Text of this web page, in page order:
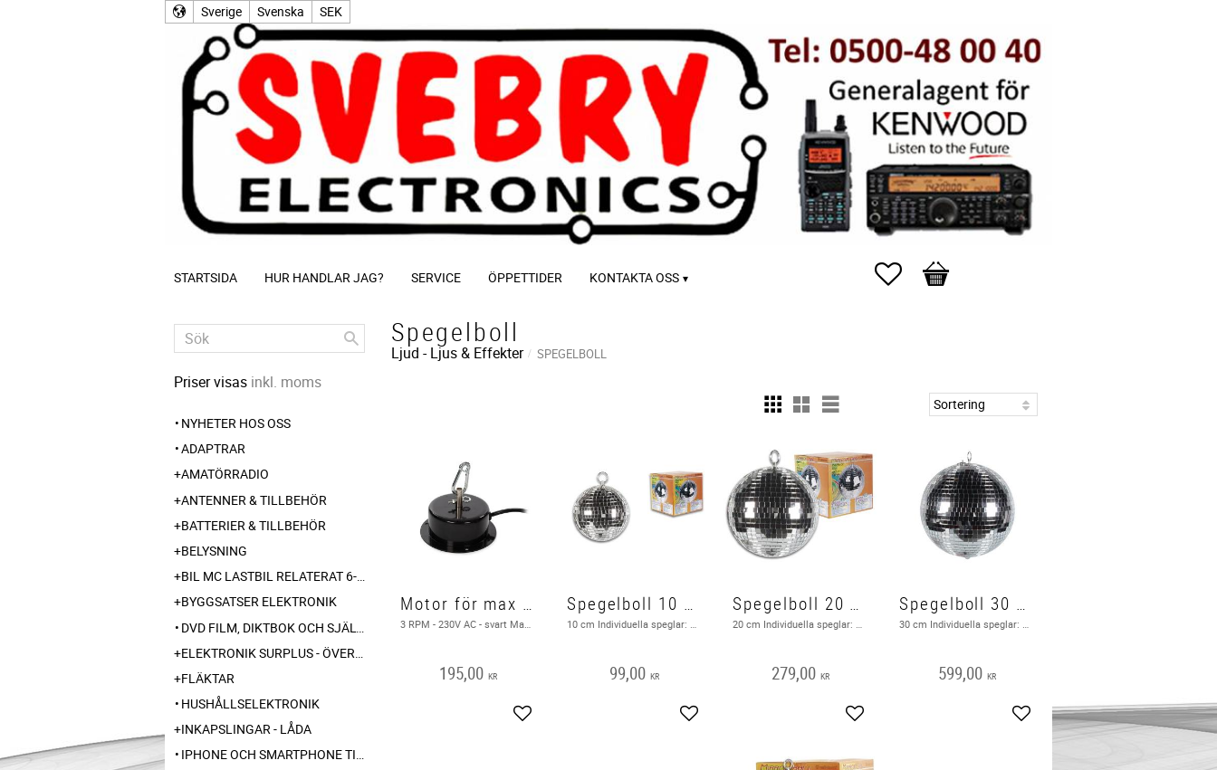
Sverige Svenska SEK
STARTSIDA HUR HANDLAR JAG? SERVICE ÖPPETTIDER KONTAKTA OSS Favoriter
Kundvagn
Spegelboll
Ljud - Ljus & Effekter SPEGELBOLL
Motor för max 30 cm Spegelboll
3 RPM - 230V AC - svart Max. belastning: 3 kg
195,00 KR
Lägg till i favoriter
Spegelboll 10 cm
10 cm Individuella speglar: 10 x 10 mm Material: PVC och spegel i äkta glas Back on stock on 26-01-23
99,00 KR
Lägg till i favoriter
Spegelboll 20 cm
20 cm Individuella speglar: 10 x 10 mm Material: PVC och spegel i äkta glas
279,00 KR
Lägg till i favoriter
Spegelboll 30 cm
30 cm Individuella speglar: 10 x 10 mm Material: PVC och spegel i äkta glas
599,00 KR
Lägg till i favoriter
Priser visas inkl. moms
NYHETER HOS OSS
ADAPTRAR
AMATÖRRADIO
ANTENNER & TILLBEHÖR
BATTERIER & TILLBEHÖR
BELYSNING
BIL MC LASTBIL RELATERAT 6-12-24 240V
BYGGSATSER ELEKTRONIK
DVD FILM, DIKTBOK OCH SJÄLVBIOGRAFI FRÅN SKARABORG
ELEKTRONIK SURPLUS - ÖVERSKOTT
FLÄKTAR
HUSHÅLLSELEKTRONIK
INKAPSLINGAR - LÅDA
IPHONE OCH SMARTPHONE TILLBEHÖR